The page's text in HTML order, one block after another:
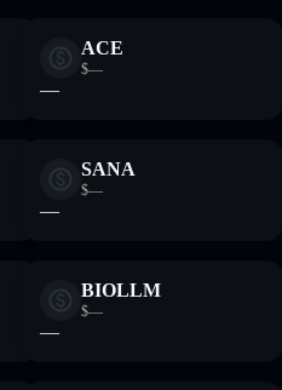
ACE
$—
—
SANA
$—
—
BIOLLM
$—
—